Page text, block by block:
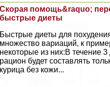
Скорая помощь&raquo;
быстрые диеты
Быстрые диеты для
множество вариаций, к
некоторые из них:В течение
рацион будет составлять
курица без кожи...